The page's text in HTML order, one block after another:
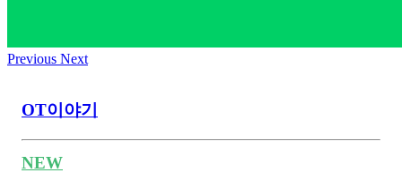
Previous Next
OT이야기
NEW